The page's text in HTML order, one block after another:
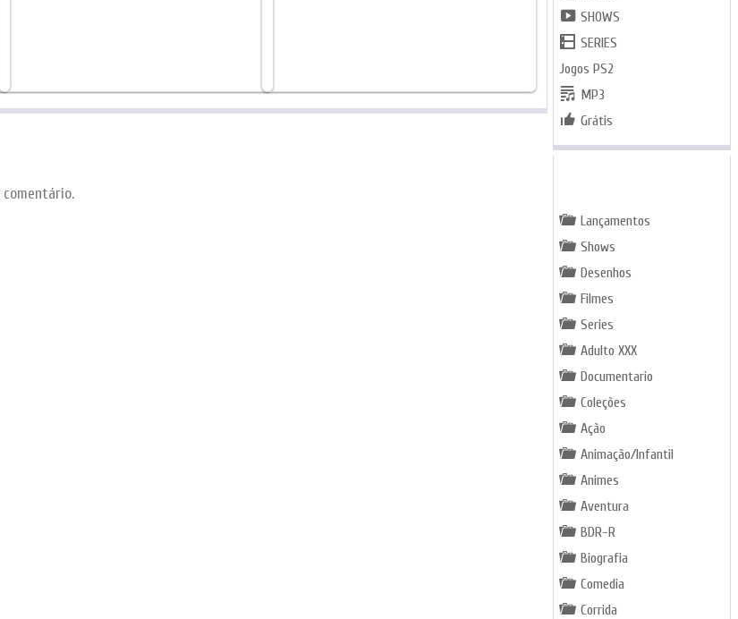
comentário.
SHOWS
SERIES
Jogos PS2
MP3
Grátis
Lançamentos
Shows
Desenhos
Filmes
Series
Adulto XXX
Documentario
Coleções
Ação
Animação/Infantil
Animes
Aventura
BDR-R
Biografia
Comedia
Corrida